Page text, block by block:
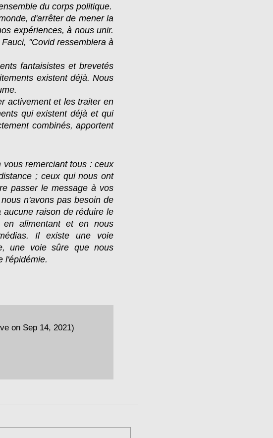
du corps politique.
d'arrêter de mener la
expériences, à nous unir.
"Covid ressemblera à
fantaisistes et brevetés
existent déjà. Nous
activement et les traiter en
qui existent déjà et qui
combinés, apportent
remerciant tous : ceux
; ceux qui nous ont
passer le message à vos
n'avons pas besoin de
raison de réduire le
en alimentant et en nous
Il existe une voie
une voie sûre que nous
l'épidémie.
on Sep 14, 2021)